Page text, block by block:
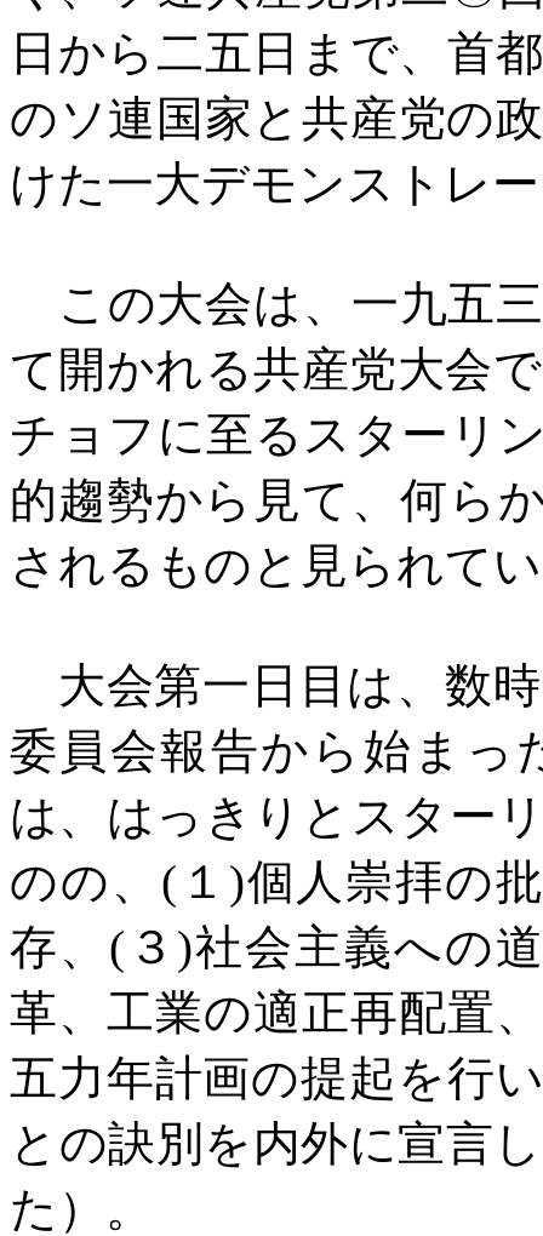
日から二五日まで、首
のソ連国家と共産党の
けた一大デモンストレ
この大会は、一九五
て開かれる共産党大会
チョフに至るスターリ
的趨勢から見て、何ら
されるものと見られて
大会第一日目は、数
委員会報告から始まっ
は、はっきりとスター
のの、 ( １ )個人崇拝の
存、 ( ３ )社会主義への
革、工業の適正再配置
五力年計画の提起を行
との訣別を内外に宣言
た）。